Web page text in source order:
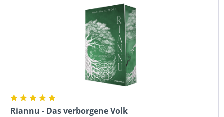
Riannu - Das verborgene Volk